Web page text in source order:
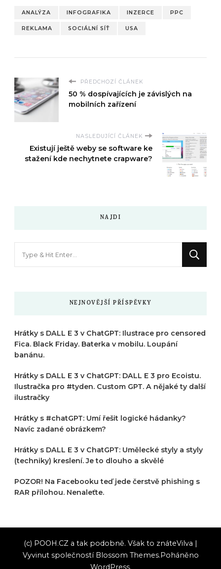
ANALÝZA INFOGRAFIKA INZERCE PPC
REKLAMA SOCIÁLNÍ SÍŤ USA
PŘEDCHOZÍ ČLÁNEK
50 % dospívajících je závislých na
mobilních zařízení
NASLEDUJÍCÍ ČLÁNEK
Existují ještě weby se software ke
stažení kde nechytnete crapware?
NAJDI
NEJNOVĚJŠÍ PŘÍSPĚVKY
Hrátky s DALL E 3 v ChatGPT: Ilustrace pro censored
Fica. Black Friday. Baterka v mobilu. Loupání
banánu.
Hrátky s DALL E 3 v ChatGPT: DALL E 3 pro Ecoistu.
Ilustračka pro #tyden. Custom GPT. A nějaké ty další
ilustračky
Hrátky s #chatGPT: Umí řešit logické hádanky?
Navíc zadané obrázkem?
Hrátky s DALL E 3 v ChatGPT: Umělecké styly a styly
(techniky) kreslení. Je to dlouho a skvělé
POZOR! Na Facebooku teď jede čerstvě phishing s
RAR přílohou. Nenaleťte.
(c) POOH.CZ a tak podobně. Však to znáteVilva |
Vyvinut společností Blossom Themes.Poháněno
WordPress.